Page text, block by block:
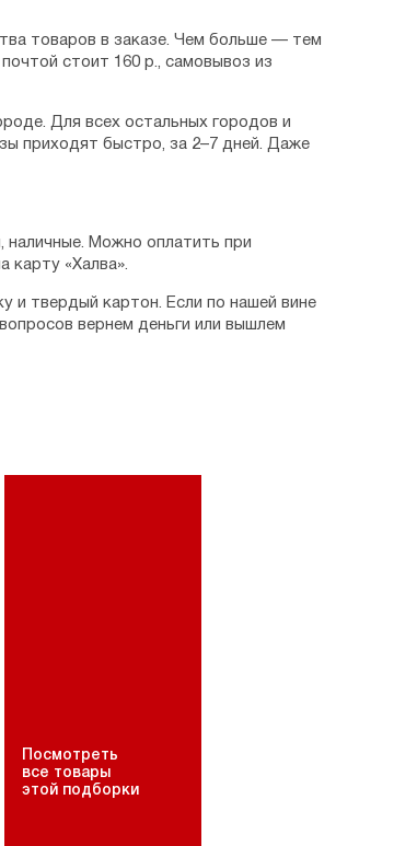
товаров в заказе. Чем больше — тем
стоит 160 р., самовывоз из
Для всех остальных городов и
приходят быстро, за 2–7 дней. Даже
наличные. Можно оплатить при
карту «Халва».
и твердый картон. Если по нашей вине
вернем деньги или вышлем
Посмотреть
все товары
этой подборки